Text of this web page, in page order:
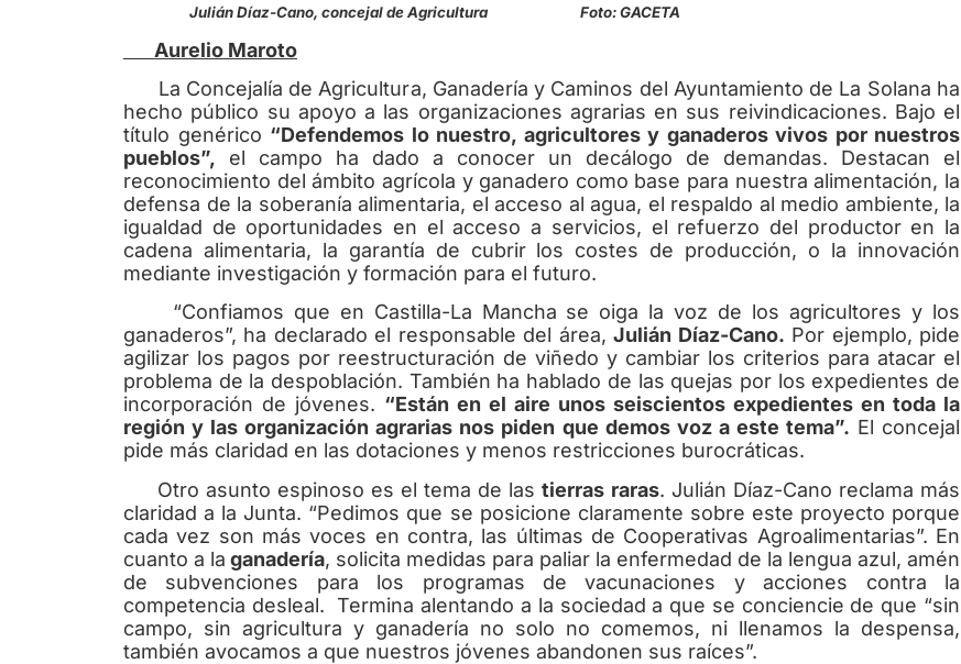
Julián Díaz-Cano, concejal de Agricultura Foto: GACETA
Aurelio Maroto
La Concejalía de Agricultura, Ganadería y Caminos del Ayuntamiento de La Solana ha
hecho público su apoyo a las organizaciones agrarias en sus reivindicaciones. Bajo el
título genérico “Defendemos lo nuestro, agricultores y ganaderos vivos por nuestros
pueblos”, el campo ha dado a conocer un decálogo de demandas. Destacan el
reconocimiento del ámbito agrícola y ganadero como base para nuestra alimentación, la
defensa de la soberanía alimentaria, el acceso al agua, el respaldo al medio ambiente, la
igualdad de oportunidades en el acceso a servicios, el refuerzo del productor en la
cadena alimentaria, la garantía de cubrir los costes de producción, o la innovación
mediante investigación y formación para el futuro.
“Confiamos que en Castilla-La Mancha se oiga la voz de los agricultores y los
ganaderos”, ha declarado el responsable del área,Julián Díaz-Cano. Por ejemplo, pide
agilizar los pagos por reestructuración de viñedo y cambiar los criterios para atacar el
problema de la despoblación. También ha hablado de las quejas por los expedientes de
incorporación de jóvenes. “Están en el aire unos seiscientos expedientes en toda la
región y las organización agrarias nos piden que demos voz a este tema”. El concejal
pide más claridad en las dotaciones y menos restricciones burocráticas.
Otro asunto espinoso es el tema de lastierras raras. Julián Díaz-Cano reclama más
claridad a la Junta. “Pedimos que se posicione claramente sobre este proyecto porque
cada vez son más voces en contra, las últimas de Cooperativas Agroalimentarias”. En
cuanto a la ganadería, solicita medidas para paliar la enfermedad de la lengua azul, amén
de subvenciones para los programas de vacunaciones y acciones contra la
competencia desleal.Termina alentando a la sociedad a que se conciencie de que “sin
campo, sin agricultura y ganadería no solo no comemos, ni llenamos la despensa,
también avocamos a que nuestros jóvenes abandonen sus raíces”.